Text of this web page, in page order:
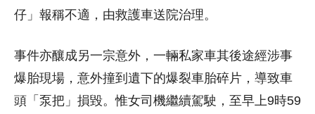
仔」報稱不適，由救護車送院治理。
事件亦釀成另一宗意外，一輛私家車其後途經涉事
爆胎現場，意外撞到遺下的爆裂車胎碎片，導致車
頭「泵把」損毀。惟女司機繼續駕駛，至早上9時59